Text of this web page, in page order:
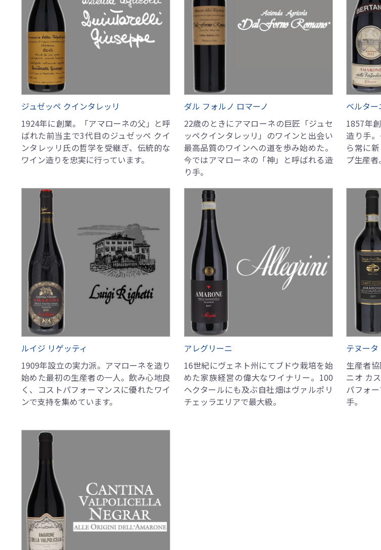
ジュゼッペ クインタレッリ
1924年に創業。「アマローネの父」と呼
ばれた前当主で3代目のジュゼッペ クイ
ンタレッリ氏の哲学を受継ぎ、伝統的な
ワイン造りを忠実に行っています。
ダル フォルノ ロマーノ
22歳のときにアマローネの巨匠「ジュセ
ッペクインタレッリ」のワインと出会い
最高品質のワインへの道を歩み始めた。
今ではアマローネの「神」と呼ばれる造
り手。
ベルター
1857年
造り手
ら常に
プ生産者。
ルイジ リゲッティ
1909年設立の実力派。アマローネを造り
始めた最初の生産者の一人。飲み心地良
く、コストパフォーマンスに優れたワイ
ンで支持を集めています。
アレグリーニ
16世紀にヴェネト州にてブドウ栽培を始
めた家族経営の偉大なワイナリー。100
ヘクタールにも及ぶ自社畑はヴァルポリ
チェッラエリアで最大級。
テヌー
生産者
ニオ カ
パフォ
手。